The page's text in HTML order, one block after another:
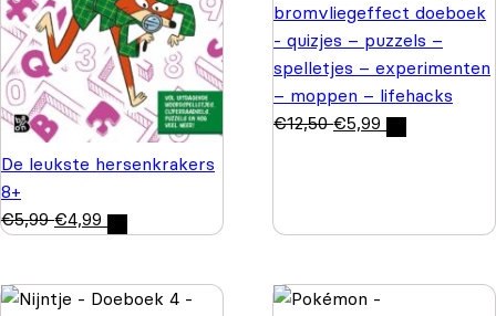
De leukste hersenkrakers
8+
€5,99 €4,99
bromvliegeffect doeboek
- quizjes – puzzels –
spelletjes – experimenten
– moppen – lifehacks
€12,50 €5,99